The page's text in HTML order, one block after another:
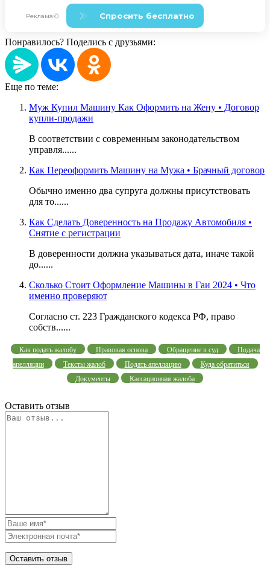
Понравилось? Поделись с друзьями:
Еще по теме:
Муж Купил Машину Как Оформить на Жену • Договор
купли-продажи
В соответствии с современным законодательством
управля......
Как Переоформить Машину на Мужа • Брачный договор
Обычно именно два супруга должны присутствовать
для то......
Как Сделать Доверенность на Продажу Автомобиля •
Снятие с регистрации
В доверенности должна указываться дата, иначе такой
до......
Сколько Стоит Оформление Машины в Гаи 2024 • Что
именно проверяют
Согласно ст. 223 Гражданского кодекса РФ, право
собств......
Как подать жалобу Правовая основа Обращение в суд
Подача
апелляции
Тексты жалоб Подать апелляцию
Куда обратиться
Документы
Кассационная жалоба
Оставить отзыв